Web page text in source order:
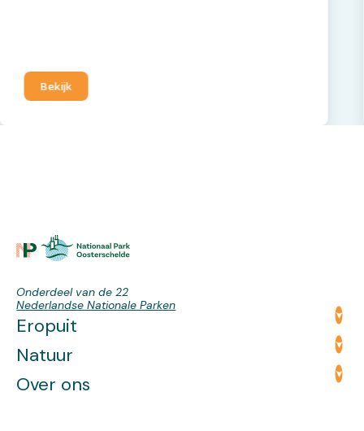
Bekijk
Onderdeel van de 22
Nederlandse Nationale Parken
Eropuit
Natuur
Over ons